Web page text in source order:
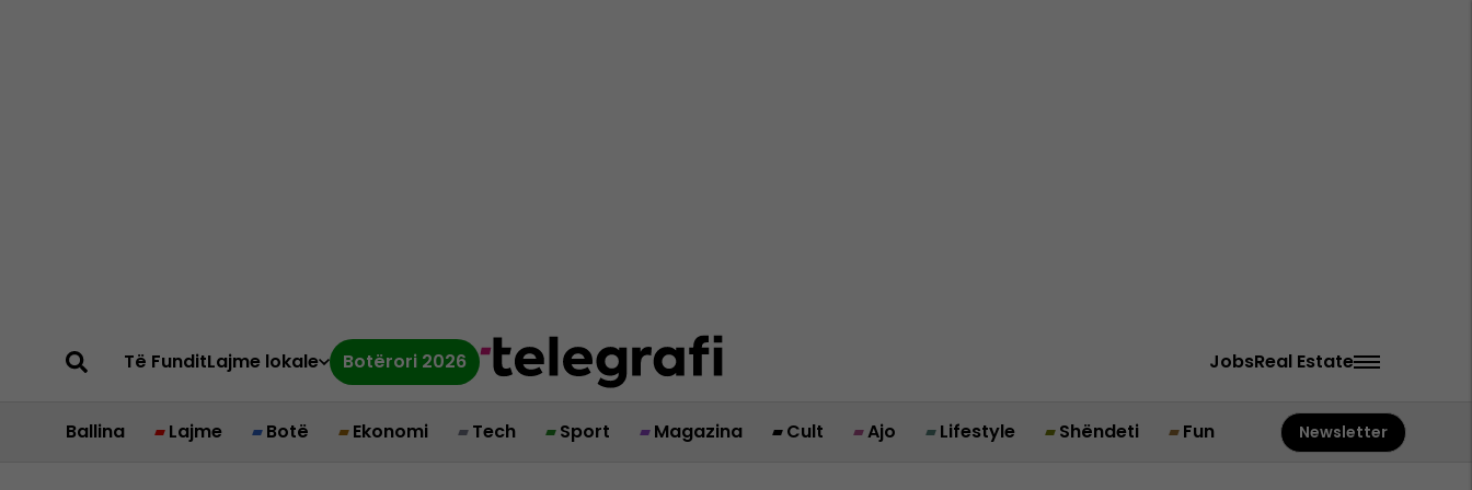
Të FunditLajme lokale Botërori 2026 JobsReal Estate
Ballina Lajme Botë Ekonomi Tech Sport Magazina Cult Ajo Lifestyle Shëndeti Fun Newsletter